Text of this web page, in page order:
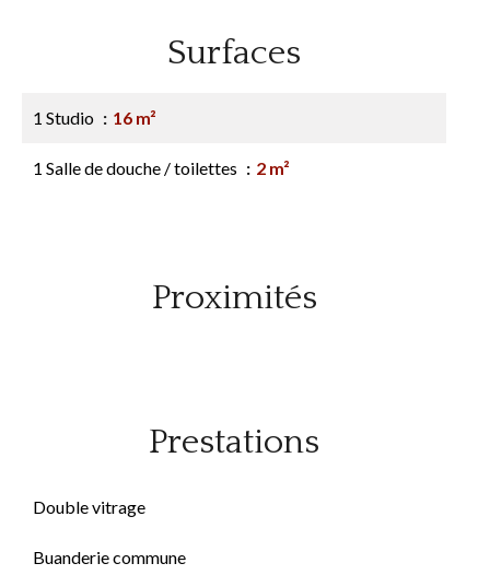
Surfaces
1 Studio 16 m²
1 Salle de douche / toilettes 2 m²
Proximités
Prestations
Double vitrage
Buanderie commune